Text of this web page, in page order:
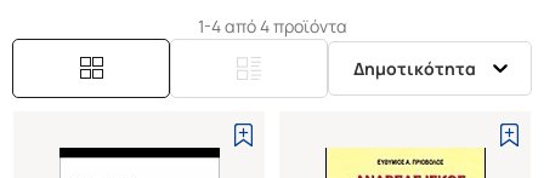
1-4 από 4 προϊόντα
Δημοτικότητα